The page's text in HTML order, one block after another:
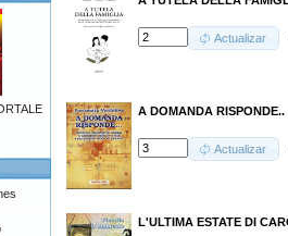
Actualizar
A DOMANDA RISPONDE..
Actualizar
L'ULTIMA ESTATE DI